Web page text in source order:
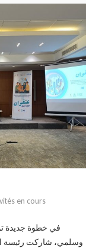
en cours
في خطوة جديدة
وسلمي، شاركت رئيسة